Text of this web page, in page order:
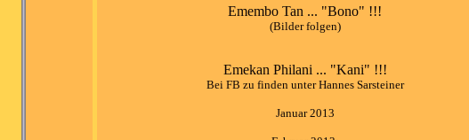
Emembo Tan ... "Bono" !!!
(Bilder folgen)
Emekan Philani ... "Kani" !!!
Bei FB zu finden unter Hannes Sarsteiner
Januar 2013